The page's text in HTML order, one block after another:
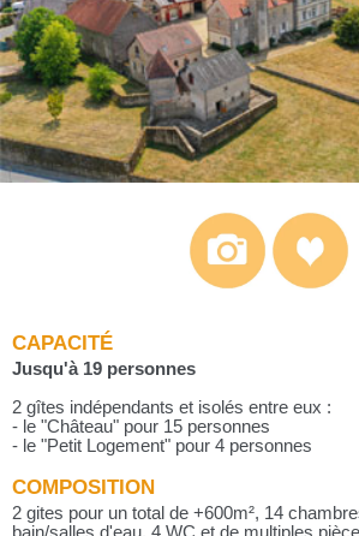
CAPACITÉ
Jusqu'à 19 personnes
2 gîtes indépendants et isolés entre eux :
- le "Château" pour 15 personnes
- le "Petit Logement" pour 4 personnes
COMPOSITION
2 gites pour un total de +600m², 14